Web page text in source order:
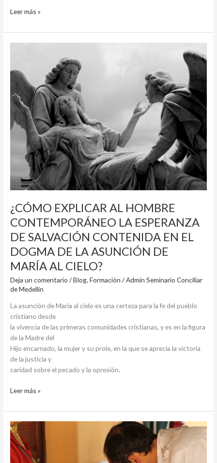
Leer más »
¿CÓMO EXPLICAR AL HOMBRE
CONTEMPORÁNEO LA ESPERANZA
DE SALVACIÓN CONTENIDA EN EL
DOGMA DE LA ASUNCIÓN DE
MARÍA AL CIELO?
Deja un comentario /Blog,Formación /Admin Seminario Conciliar
de Medellin
La asunción de María al cielo es una certeza para la fe del pueblo
cristiano desde
la vivencia de las primeras comunidades cristianas, y es en la figura
de la Madre del
Hijo encarnado, la mujer y su prole, en la que se aprecia la victoria
de la justicia y
caridad sobre el pecado y la opresión.
AL
HOMBRE
CONTEMPORÁNEO
LA
ESPERANZA
DE
SALVACIÓN
CONTENIDA
DOGMA
ASUNCIÓN
DE
MARÍA
AL
CIELO?
Leer más »
¿CÓMO
HABLAR
DE
LA